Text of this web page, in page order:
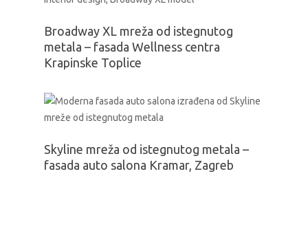
Broadway XL mreža od istegnutog
metala – fasada Wellness centra
Krapinske Toplice
Skyline mreža od istegnutog metala –
fasada auto salona Kramar, Zagreb